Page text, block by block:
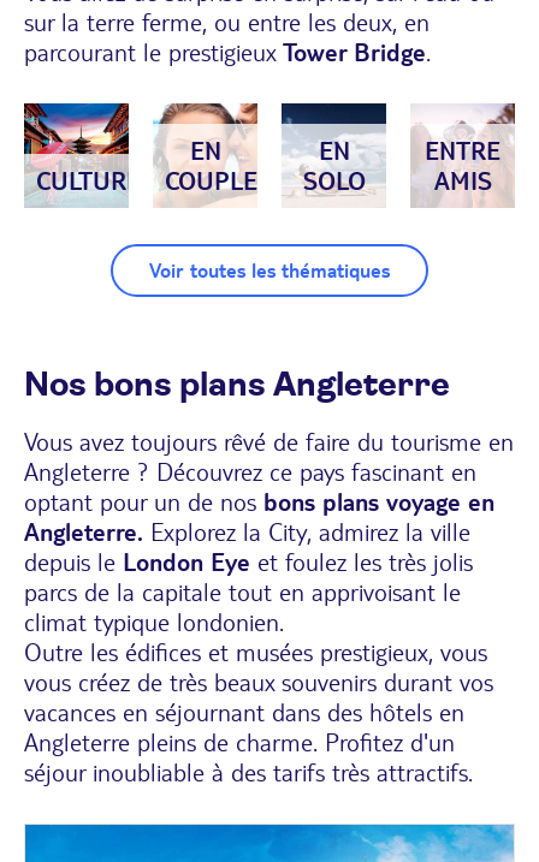
sur la terre ferme, ou entre les deux, en
parcourant le prestigieux Tower Bridge.
CULTURE
EN
COUPLE
EN
SOLO
ENTRE
AMIS
Voir toutes les thématiques
Nos bons plans Angleterre
Vous avez toujours rêvé de faire du tourisme en
Angleterre ? Découvrez ce pays fascinant en
optant pour un de nos bons plans voyage en
Angleterre. Explorez la City, admirez la ville
depuis le London Eye et foulez les très jolis
parcs de la capitale tout en apprivoisant le
climat typique londonien.
Outre les édifices et musées prestigieux, vous
vous créez de très beaux souvenirs durant vos
vacances en séjournant dans des hôtels en
Angleterre pleins de charme. Profitez d'un
séjour inoubliable à des tarifs très attractifs.